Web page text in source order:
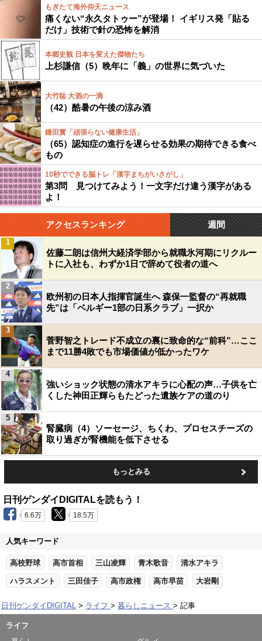
もぎたて海外仰天ニュース
痛くない“永久タトゥー”が登場！ イギリス発「貼る
だけ」技術で針の恐怖を解消
本郷史観 日本を変えた傑物たち
上杉謙信（5）晩年に「義」の世界に気づいた
大竹聡 大酒の一滴
（42）酷暑の午後の涼み酒
鎌田實「頑張らない健康生活」
（65）認知症の進行を遅らせる効果の期待できる食べ
もの
10秒でできる脳トレ「漢字まちがいさがし」
第3問 見つけてみよう！一文字だけ違う漢字がある
よ！
アクセスランキング 週間
佐藤二朗は信州大経済学部から就職氷河期にリクルー
トに入社も、わずか1日で辞めて役者の道へ
1
欧州初の日本人指揮官誕生へ 森保一監督の“再就職
先”は「ベルギー1部の日系クラブ」一択か
2
菅野智之トレード不成立の裏に致命的な“前科”…ここ
まで11勝4敗でも市場価値が低かったワケ
3
強いショック状態の清水アキラに心配の声…子供を亡
くした神田正輝らもたどった遺族ケアの道のり
4
腎臓病（4）ソーセージ、ちくわ、プロセスチーズの
取り過ぎが腎機能を低下させる
5
もっとみる
日刊ゲンダイDIGITALを読もう！
6.6万 18.5万
人気キーワード
高校野球 高市首相 三山凌輝 青木歌音 清水アキラ
ハラスメント 三田佳子 高市政権 高市早苗 大岩剛
日刊ゲンダイDIGITAL ライフ 暮らしニュース 記事
ライフ